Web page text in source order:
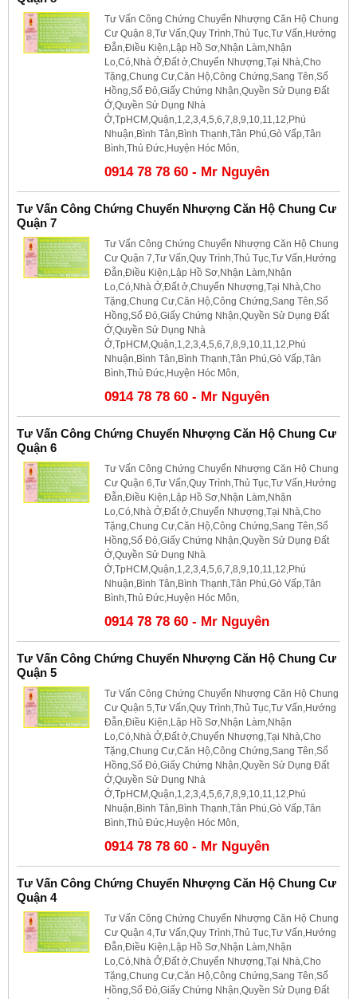
Tư Vấn Công Chứng Chuyển Nhượng Căn Hộ Chung
Cư Quận 8,Tư Vấn,Quy Trình,Thủ Tục,Tư Vấn,Hướng
Đẫn,Điều Kiện,Lập Hồ Sơ,Nhận Làm,Nhận
Lo,Có,Nhà Ở,Đất ở,Chuyển Nhượng,Tại Nhà,Cho
Tặng,Chung Cư,Căn Hộ,Công Chứng,Sang Tên,Sổ
Hồng,Sổ Đỏ,Giấy Chứng Nhận,Quyền Sử Dụng Đất
Ở,Quyền Sử Dụng Nhà
Ở,TpHCM,Quận,1,2,3,4,5,6,7,8,9,10,11,12,Phú
Nhuận,Bình Tân,Bình Thạnh,Tân Phú,Gò Vấp,Tân
Bình,Thủ Đức,Huyện Hóc Môn,
0914 78 78 60 - Mr Nguyên
Tư Vấn Công Chứng Chuyển Nhượng Căn Hộ Chung Cư
Quận 7
Tư Vấn Công Chứng Chuyển Nhượng Căn Hộ Chung
Cư Quận 7,Tư Vấn,Quy Trình,Thủ Tục,Tư Vấn,Hướng
Đẫn,Điều Kiện,Lập Hồ Sơ,Nhận Làm,Nhận
Lo,Có,Nhà Ở,Đất ở,Chuyển Nhượng,Tại Nhà,Cho
Tặng,Chung Cư,Căn Hộ,Công Chứng,Sang Tên,Sổ
Hồng,Sổ Đỏ,Giấy Chứng Nhận,Quyền Sử Dụng Đất
Ở,Quyền Sử Dụng Nhà
Ở,TpHCM,Quận,1,2,3,4,5,6,7,8,9,10,11,12,Phú
Nhuận,Bình Tân,Bình Thạnh,Tân Phú,Gò Vấp,Tân
Bình,Thủ Đức,Huyện Hóc Môn,
0914 78 78 60 - Mr Nguyên
Tư Vấn Công Chứng Chuyển Nhượng Căn Hộ Chung Cư
Quận 6
Tư Vấn Công Chứng Chuyển Nhượng Căn Hộ Chung
Cư Quận 6,Tư Vấn,Quy Trình,Thủ Tục,Tư Vấn,Hướng
Đẫn,Điều Kiện,Lập Hồ Sơ,Nhận Làm,Nhận
Lo,Có,Nhà Ở,Đất ở,Chuyển Nhượng,Tại Nhà,Cho
Tặng,Chung Cư,Căn Hộ,Công Chứng,Sang Tên,Sổ
Hồng,Sổ Đỏ,Giấy Chứng Nhận,Quyền Sử Dụng Đất
Ở,Quyền Sử Dụng Nhà
Ở,TpHCM,Quận,1,2,3,4,5,6,7,8,9,10,11,12,Phú
Nhuận,Bình Tân,Bình Thạnh,Tân Phú,Gò Vấp,Tân
Bình,Thủ Đức,Huyện Hóc Môn,
0914 78 78 60 - Mr Nguyên
Tư Vấn Công Chứng Chuyển Nhượng Căn Hộ Chung Cư
Quận 5
Tư Vấn Công Chứng Chuyển Nhượng Căn Hộ Chung
Cư Quận 5,Tư Vấn,Quy Trình,Thủ Tục,Tư Vấn,Hướng
Đẫn,Điều Kiện,Lập Hồ Sơ,Nhận Làm,Nhận
Lo,Có,Nhà Ở,Đất ở,Chuyển Nhượng,Tại Nhà,Cho
Tặng,Chung Cư,Căn Hộ,Công Chứng,Sang Tên,Sổ
Hồng,Sổ Đỏ,Giấy Chứng Nhận,Quyền Sử Dụng Đất
Ở,Quyền Sử Dụng Nhà
Ở,TpHCM,Quận,1,2,3,4,5,6,7,8,9,10,11,12,Phú
Nhuận,Bình Tân,Bình Thạnh,Tân Phú,Gò Vấp,Tân
Bình,Thủ Đức,Huyện Hóc Môn,
0914 78 78 60 - Mr Nguyên
Tư Vấn Công Chứng Chuyển Nhượng Căn Hộ Chung Cư
Quận 4
Tư Vấn Công Chứng Chuyển Nhượng Căn Hộ Chung
Cư Quận 4,Tư Vấn,Quy Trình,Thủ Tục,Tư Vấn,Hướng
Đẫn,Điều Kiện,Lập Hồ Sơ,Nhận Làm,Nhận
Lo,Có,Nhà Ở,Đất ở,Chuyển Nhượng,Tại Nhà,Cho
Tặng,Chung Cư,Căn Hộ,Công Chứng,Sang Tên,Sổ
Hồng,Sổ Đỏ,Giấy Chứng Nhận,Quyền Sử Dụng Đất